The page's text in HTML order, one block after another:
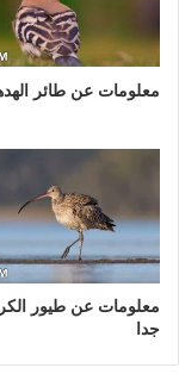
معلومات عن طائر
معلومات عن طيور
جدا